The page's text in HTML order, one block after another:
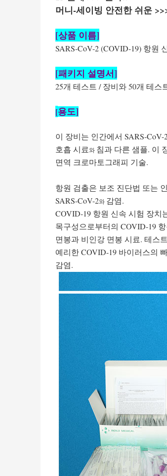
머니-세이빙 안전한 쉬운
[상품 이름]
SARS-CoV-2 (COVID-19) 항원
[패키지 설명서]
25개 테스트 / 장비와 50개 테스
[용도]
이 장비는 인간에서 SARS-
호흡 시료와 침과 다른 샘플. 이
면역 크로마토그래피 기술.
항원 검출은 보조 진단법 또는
SARS-CoV-2와 감염.
COVID-19 항원 신속 시험 장치
목구성으로부터의 COVID-19
면봉과 비인강 면봉 시료. 테스
예리한 COVID-19 바이러스의
감염.